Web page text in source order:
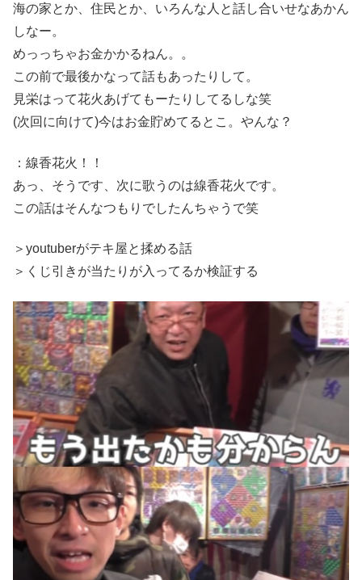
海の家とか、住民とか、いろんな人と話し合いせなあかん
しなー。
めっっちゃお金かかるねん。。
この前で最後かなって話もあったりして。
見栄はって花火あげてもーたりしてるしな笑
(次回に向けて)今はお金貯めてるとこ。やんな？
：線香花火！！
あっ、そうです、次に歌うのは線香花火です。
この話はそんなつもりでしたんちゃうで笑
＞youtuberがテキ屋と揉める話
＞くじ引きが当たりが入ってるか検証する